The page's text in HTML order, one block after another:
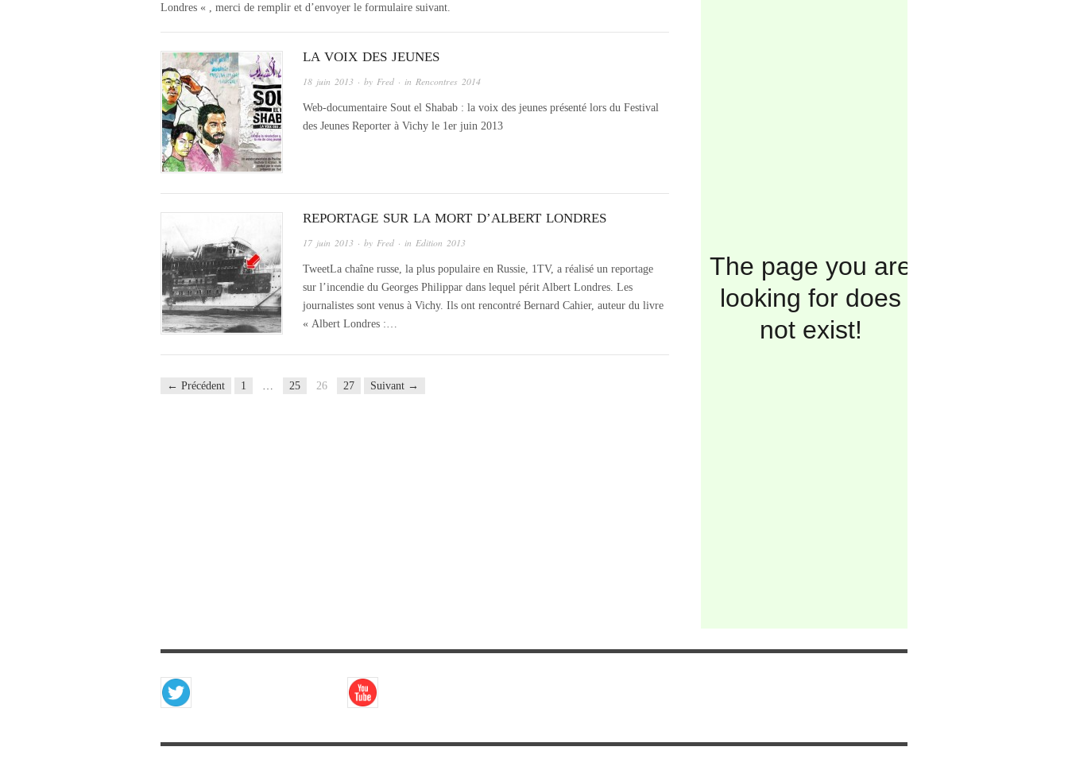
Londres « , merci de remplir et d’envoyer le formulaire suivant.
LA VOIX DES JEUNES
18 juin 2013 · by Fred · in Rencontres 2014
Web-documentaire Sout el Shabab : la voix des jeunes présenté lors du Festival
des Jeunes Reporter à Vichy le 1er juin 2013
REPORTAGE SUR LA MORT D’ALBERT LONDRES
17 juin 2013 · by Fred · in Edition 2013
TweetLa chaîne russe, la plus populaire en Russie, 1TV, a réalisé un reportage
sur l’incendie du Georges Philippar dans lequel périt Albert Londres. Les
journalistes sont venus à Vichy. Ils ont rencontré Bernard Cahier, auteur du livre
« Albert Londres :…
← Précédent 1 25 26 27 Suivant →